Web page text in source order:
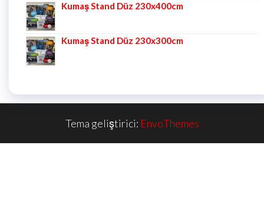
Kumaş Stand Düz 230x400cm
Kumaş Stand Düz 230x300cm
Tema geliştirici: EnvoThemes